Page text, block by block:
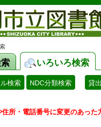
いろいろ検索
検索 NDC分類検索 貸
所・電話番号に変更のあった